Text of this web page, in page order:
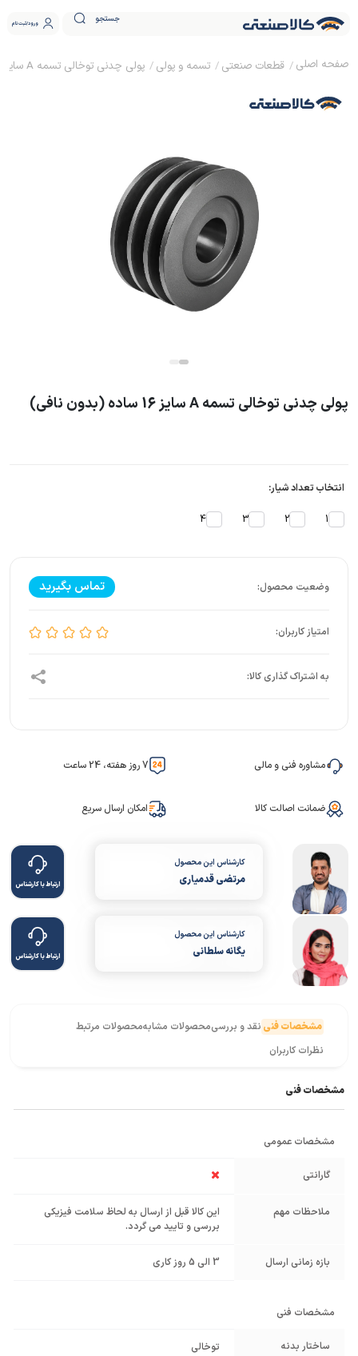
جستجو ورود ثبت نام
قطعات صنعتی تسمه و پولی پولی چدنی توخالی تسمه A سایز 16 ساده (بدون نافی)
پولی چدنی توخالی تسمه A سایز 16 ساده (بدون نافی)
انتخاب تعداد شیار:
1
2
3
4
تماس بگیرید
مشاوره فنی و مالی 7 روز هفته، 24 ساعت
ضمانت اصالت کالا امکان ارسال سریع
کارشناس این محصول
مرتضی قدمیاری ارتباط با کارشناس
کارشناس این محصول
یگانه سلطانی ارتباط با کارشناس
مشخصات فنی نقد و بررسیمحصولات مشابهمحصولات مرتبط
نظرات کاربران
مشخصات فنی
مشخصات عمومی
گارانتی
ملاحظات مهم
این کالا قبل از ارسال به لحاظ سلامت فیزیکی
بررسی و تایید می گردد.
بازه زمانی ارسال 3 الی 5 روز کاری
مشخصات فنی
ساختار بدنه توخالی